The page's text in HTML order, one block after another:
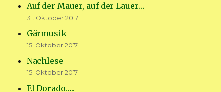
Auf der Mauer, auf der Lauer…
31. Oktober 2017
Gärmusik
15. Oktober 2017
Nachlese
15. Oktober 2017
El Dorado…..